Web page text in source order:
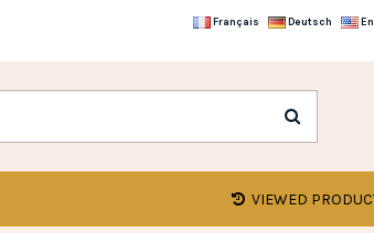
Français Deutsch
VIEWED